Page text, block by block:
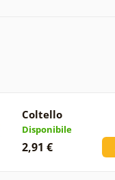
Coltello
Disponibile
2,91 €